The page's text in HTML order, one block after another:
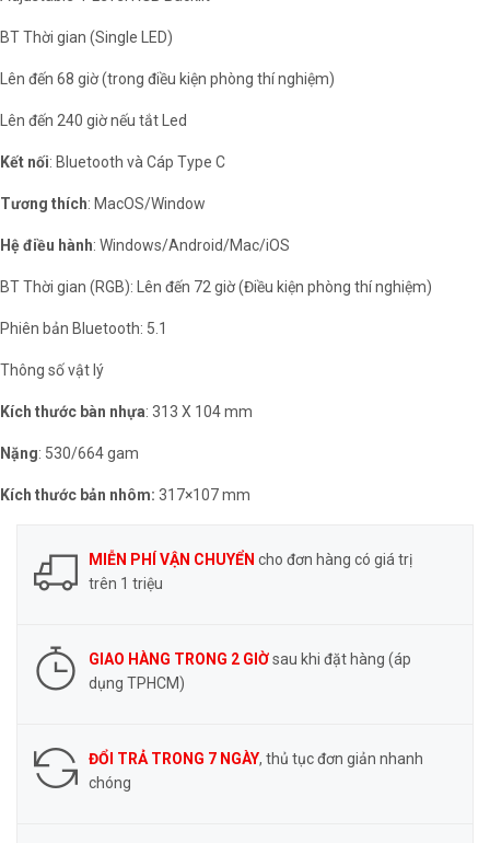
BT Thời gian (Single LED)
Lên đến 68 giờ (trong điều kiện phòng thí nghiệm)
Lên đến 240 giờ nếu tắt Led
Kết nối: Bluetooth và Cáp Type C
Tương thích: MacOS/Window
Hệ điều hành: Windows/Android/Mac/iOS
BT Thời gian (RGB): Lên đến 72 giờ (Điều kiện phòng thí nghiệm)
Phiên bản Bluetooth: 5.1
Thông số vật lý
Kích thước bàn nhựa: 313 X 104 mm
Nặng: 530/664 gam
Kích thước bản nhôm: 317×107 mm
MIỄN PHÍ VẬN CHUYỂN cho đơn hàng có giá trị
trên 1 triệu
GIAO HÀNG TRONG 2 GIỜsau khi đặt hàng (áp
dụng TPHCM)
ĐỔI TRẢ TRONG 7 NGÀY, thủ tục đơn giản nhanh
chóng